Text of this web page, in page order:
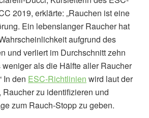
2019, erklärte: „Rauchen ist eine
Ein lebenslanger Raucher hat
aufgrund des
und verliert im Durchschnitt zehn
als die Hälfte aller Raucher
In den ESC-Richtlinien wird laut der
zu identifizieren und
zum Rauch-Stopp zu geben.